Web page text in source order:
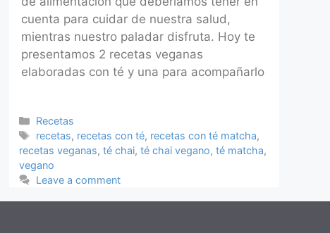
cuenta para cuidar de nuestra salud,
mientras nuestro paladar disfruta. Hoy te
presentamos 2 recetas veganas
elaboradas con té y una para acompañarlo
Categories
Recetas
Tags
recetas, recetas con té, recetas con té matcha,
recetas veganas,té chai,té chai vegano,té matcha,
vegano
Leave a comment